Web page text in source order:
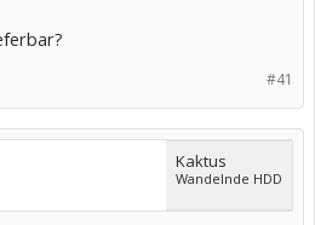
#41
Kaktus
Wandelnde HDD